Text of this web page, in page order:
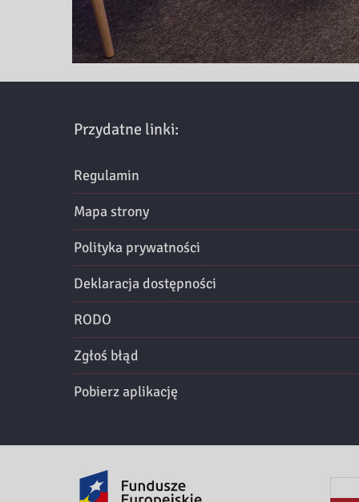
Przydatne linki:
Regulamin
Mapa strony
Polityka prywatności
Deklaracja dostępności
RODO
Zgłoś błąd
Pobierz aplikację